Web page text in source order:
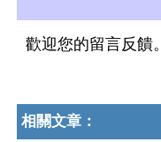
歡迎您的留言反饋。
相關文章：